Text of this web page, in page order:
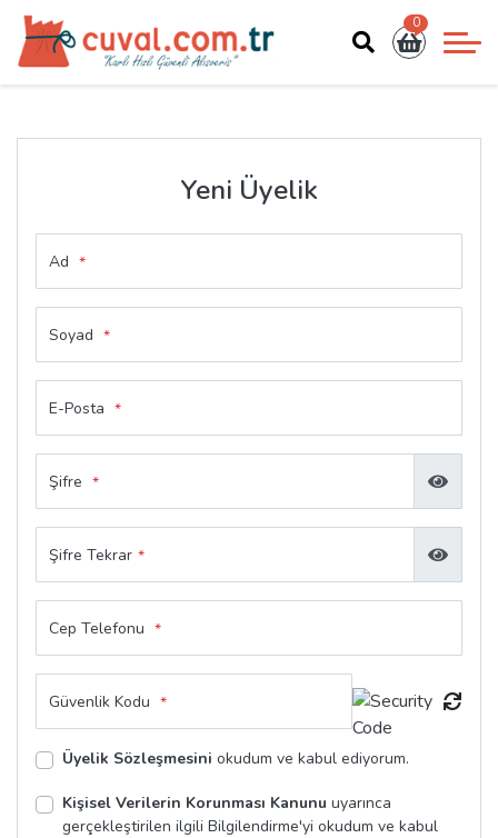
0
Yeni Üyelik
Ad *
Soyad *
E-Posta *
Şifre *
Şifre Tekrar *
Cep Telefonu *
Güvenlik Kodu *
Üyelik Sözleşmesini okudum ve kabul ediyorum.
Kişisel Verilerin Korunması Kanunu uyarınca
gerçekleştirilen ilgili Bilgilendirme'yi okudum ve kabul